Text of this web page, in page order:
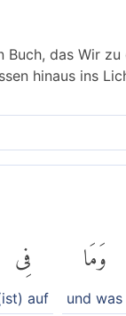
Buch, das Wir
hinaus ins
وَمَا
und was
فِى
auf